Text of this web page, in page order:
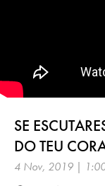
SE
DO TEU
4 Nov, 2019 |